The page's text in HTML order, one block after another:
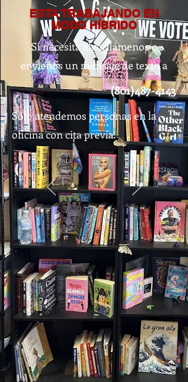
ESTA TRABAJANDO EN
MODO HÍBRIDO
Si necesita algo, llámenos o
envíenos un mensaje de texto a
(801)487-4143
Solo atendemos personas en la
oficina con cita previa.